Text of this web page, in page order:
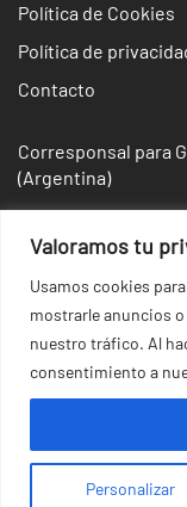
Valoramos tu
Usamos cookies
mostrarle anuncios
nuestro tráfico. Al
consentimiento a
Personalizar
Política de Cookies
Política de
Contacto
Corresponsal para
(Argentina)